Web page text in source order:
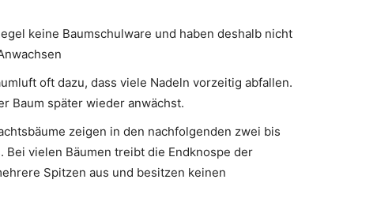
keine Baumschulware und haben deshalb nicht
oft dazu, dass viele Nadeln vorzeitig abfallen.
Baum später wieder anwächst.
zeigen in den nachfolgenden zwei bis
vielen Bäumen treibt die Endknospe der
Spitzen aus und besitzen keinen